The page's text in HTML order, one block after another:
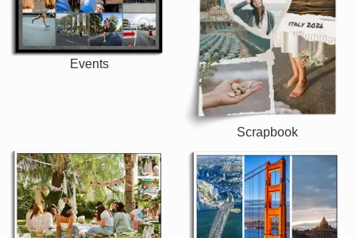
Events
Scrapbook